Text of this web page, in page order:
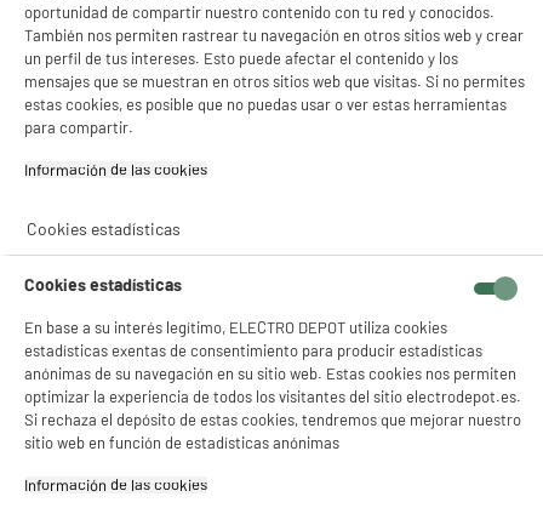
Tipo de producto cargador de inducción
Colores Bosque
Plus produit balisage
Référence constructeur
Nombre del fabricante,
nombre de la empresa o marca
GROUPE CMP
Dirección de envio
157 AV. CHARLES FLOQUET
BATIMENT 93150 LE BLANC-
MESNIL
correo electrónico CONTACT@CMP-PARIS.COM
Código del artículo
oportunidad de compartir nuestro contenido con tu red y conocidos.
También nos permiten rastrear tu navegación en otros sitios web y crear
un perfil de tus intereses. Esto puede afectar el contenido y los
mensajes que se muestran en otros sitios web que visitas. Si no permites
estas cookies, es posible que no puedas usar o ver estas herramientas
para compartir.
Información de las cookies‎
Cookies estadísticas
Cookies estadísticas
En base a su interés legítimo, ELECTRO DEPOT utiliza cookies
estadísticas exentas de consentimiento para producir estadísticas
anónimas de su navegación en su sitio web. Estas cookies nos permiten
optimizar la experiencia de todos los visitantes del sitio electrodepot.es.
Si rechaza el depósito de estas cookies, tendremos que mejorar nuestro
sitio web en función de estadísticas anónimas
Información de las cookies‎